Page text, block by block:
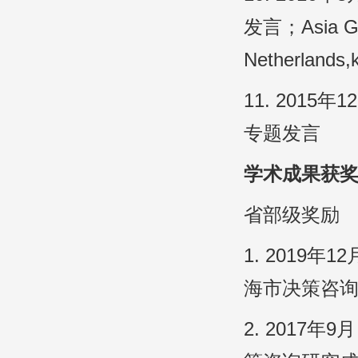
发言；Asia
11. 2015年
专题发言
学术成果获
省部级奖励
1. 2019年12
海市决策咨
2. 2017年9